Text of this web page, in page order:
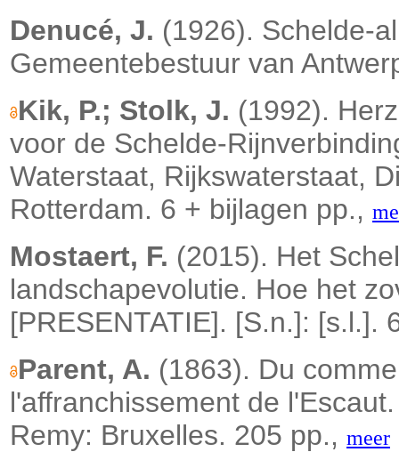
Denucé, J. (1926). Schelde-
Gemeentebestuur van
Kik, P.; Stolk, J. (1992).
voor de Schelde-
Waterstaat, Rijkswaterstaat,
Rotterdam. 6 + bijlagen pp.,
Mostaert, F. (2015). Het
landschapevolutie. Hoe het
[PRESENTATIE]. [S.n.]: [s.l.].
Parent, A. (1863). Du
l'affranchissement de
Remy: Bruxelles. 205 pp., meer